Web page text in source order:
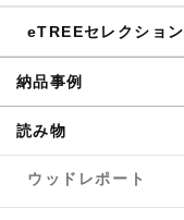
eTREEセレクション
納品事例
読み物
ウッドレポート